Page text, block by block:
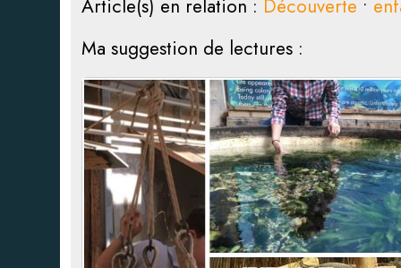
Article(s) en relation : Découverte •
Ma suggestion de lectures :